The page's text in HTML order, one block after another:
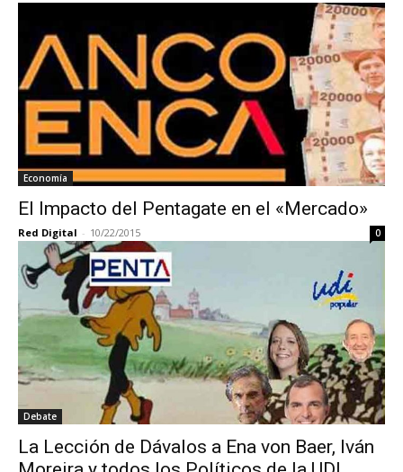
Economía
El Impacto del Pentagate en el «Mercado»
Red Digital - 10/22/2015 0
Debate
La Lección de Dávalos a Ena von Baer, Iván